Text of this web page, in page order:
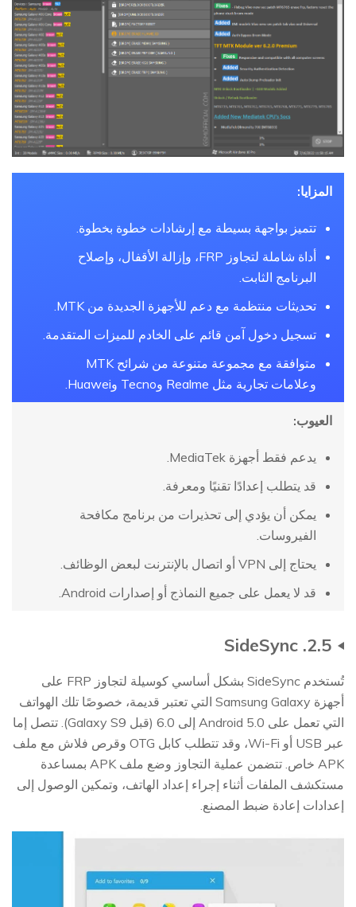
المزايا:
تتميز بواجهة بسيطة مع إرشادات خطوة بخطوة.
أداة شاملة لتجاوز FRP، وإزالة الأقفال، وإصلاح
البرنامج الثابت.
تحديثات منتظمة مع دعم للأجهزة الجديدة من MTK.
تسجيل دخول آمن قائم على الخادم للميزات المتقدمة.
متوافقة مع مجموعة متنوعة من شرائح MTK
وعلامات تجارية مثل Realme وTecno وHuawei.
العيوب:
يدعم فقط أجهزة MediaTek.
قد يتطلب إعدادًا تقنيًا ومعرفة.
يمكن أن يؤدي إلى تحذيرات من برنامج مكافحة
الفيروسات.
يحتاج إلى VPN أو اتصال بالإنترنت لبعض الوظائف.
قد لا يعمل على جميع النماذج أو إصدارات Android.
2.5. SideSync
تُستخدم SideSync بشكل أساسي كوسيلة لتجاوز FRP على
أجهزة Samsung Galaxy التي تعتبر قديمة، خصوصًا تلك الهواتف
التي تعمل على Android 5.0 إلى 6.0 (قبل Galaxy S9). تتصل إما
عبر USB أو Wi-Fi، وقد تتطلب كابل OTG وقرص فلاش مع ملف
APK خاص. تتضمن عملية التجاوز وضع ملف APK بمساعدة
مستكشف الملفات أثناء إجراء إعداد الهاتف، وتمكين الوصول إلى
إعدادات إعادة ضبط المصنع.